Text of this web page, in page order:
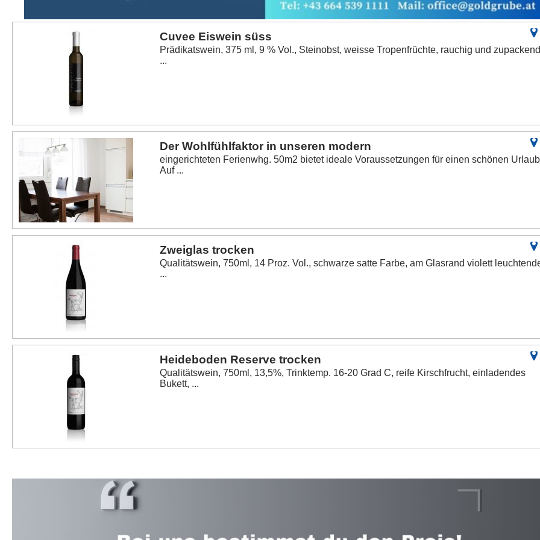
Cuvee Eiswein süss
Prädikatswein, 375 ml, 9 % Vol., Steinobst, weisse Tropenfrüchte, rauchig und
...
Der Wohlfühlfaktor in unseren modern
eingerichteten Ferienwhg. 50m2 bietet ideale Voraussetzungen für einen schönen
Auf ...
Zweiglas trocken
Qualitätswein, 750ml, 14 Proz. Vol., schwarze satte Farbe, am Glasrand violett
...
Heideboden Reserve trocken
Qualitätswein, 750ml, 13,5%, Trinktemp. 16-20 Grad C, reife Kirschfrucht, einladendes
Bukett, ...